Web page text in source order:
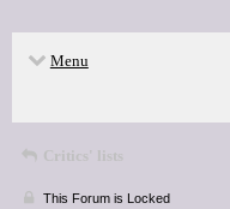
Menu
Critics' lists
This Forum is Locked